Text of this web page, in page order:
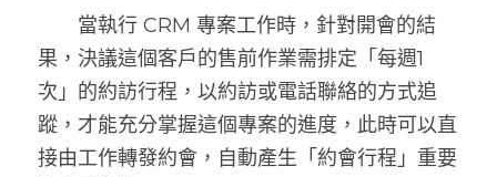
當執行 CRM 專案工作時，針對開會的結
果，決議這個客戶的售前作業需排定「每週1
次」的約訪行程，以約訪或電話聯絡的方式追
蹤，才能充分掌握這個專案的進度，此時可以直
接由工作轉發約會，自動產生「約會行程」重要